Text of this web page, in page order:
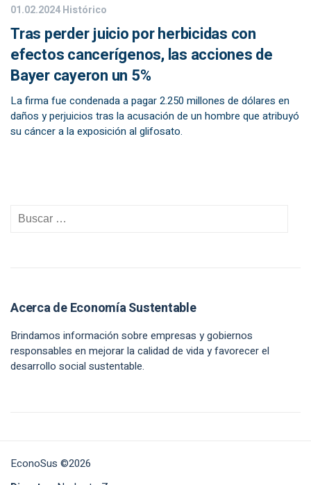
01.02.2024Histórico
Tras perder juicio por herbicidas con
efectos cancerígenos, las acciones de
Bayer cayeron un 5%
La firma fue condenada a pagar 2.250 millones de dólares en
daños y perjuicios tras la acusación de un hombre que atribuyó
su cáncer a la exposición al glifosato.
Acerca de Economía Sustentable
Brindamos información sobre empresas y gobiernos
responsables en mejorar la calidad de vida y favorecer el
desarrollo social sustentable.
EconoSus ©2026